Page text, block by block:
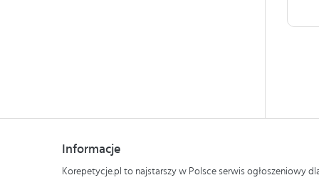
Informacje
Korepetycje.pl to najstarszy w Polsce serwis ogłoszeniowy